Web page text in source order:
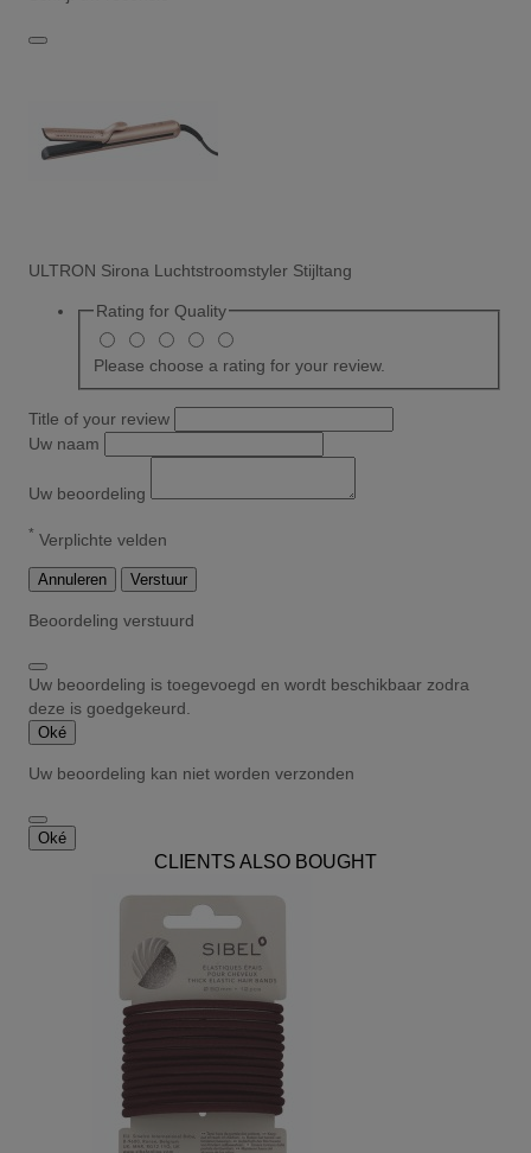
ULTRON Sirona Luchtstroomstyler Stijltang
Rating for Quality
Please choose a rating for your review.
Title of your review
Uw naam
Uw beoordeling
* Verplichte velden
Annuleren Verstuur
Beoordeling verstuurd
Uw beoordeling is toegevoegd en wordt beschikbaar zodra
deze is goedgekeurd.
Oké
Uw beoordeling kan niet worden verzonden
Oké
CLIENTS ALSO BOUGHT